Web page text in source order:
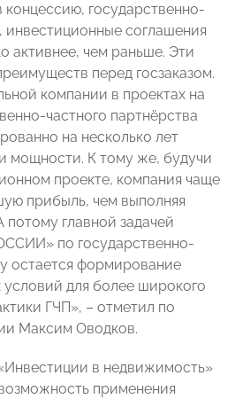
государственно-
инвестиционные соглашения
активнее, чем раньше. Эти
перед госзаказом.
компании в проектах на
частного партнёрства
на несколько лет
мощности. К тому же, будучи
проекте, компания чаще
прибыль, чем выполняя
потому главной задачей
по государственно-
остается формирование
условий для более широкого
ГЧП», – отметил по
Максим Оводков.
в недвижимость»
применения